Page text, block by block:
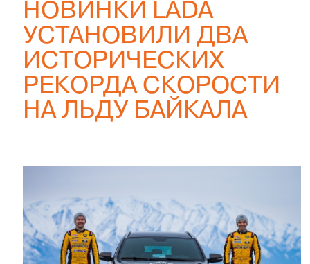
НОВИНКИ LADA
УСТАНОВИЛИ ДВА
ИСТОРИЧЕСКИХ
РЕКОРДА СКОРОСТИ
НА ЛЬДУ БАЙКАЛА